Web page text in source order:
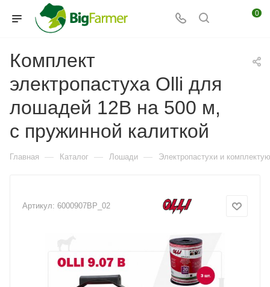
0
Комплект
электропастуха Olli для
лошадей 12В на 500 м,
с пружинной калиткой
Главная — Каталог — Лошади — Электропастухи и
Артикул: 6000907BP_02